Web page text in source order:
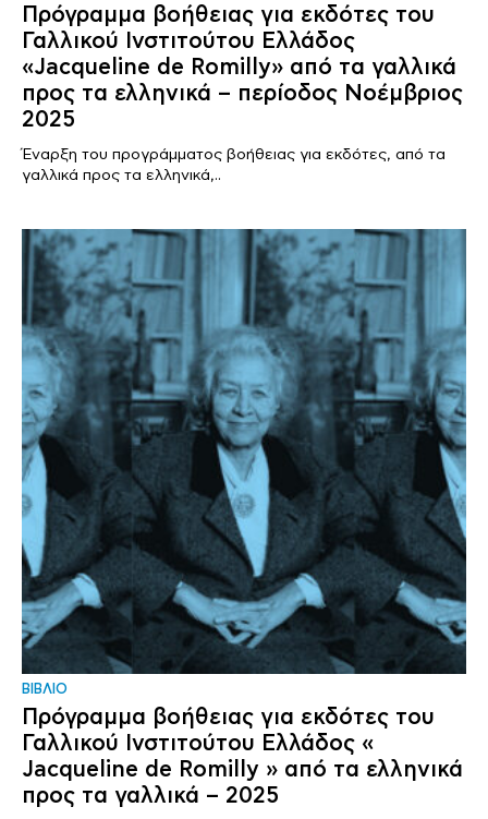
Πρόγραμμα βοήθειας για εκδότες του
Γαλλικού Ινστιτούτου Ελλάδος
«Jacqueline de Romilly» από τα γαλλικά
προς τα ελληνικά – περίοδος Νοέμβριος
2025
Έναρξη του προγράμματος βοήθειας για εκδότες, από τα
γαλλικά προς τα ελληνικά,..
ΒΙΒΛΙΟ
Πρόγραμμα βοήθειας για εκδότες του
Γαλλικού Ινστιτούτου Ελλάδος «
Jacqueline de Romilly » από τα ελληνικά
προς τα γαλλικά – 2025